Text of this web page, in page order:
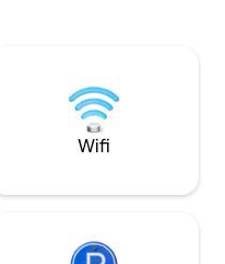
privé gratuit. ⟩ Réservez dès maintenant
votre séjour à
Wifi